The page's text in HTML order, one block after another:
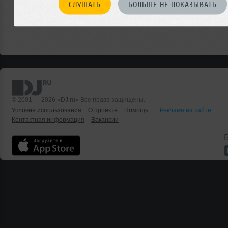
СЛУШАТЬ БОЛЬШЕ НЕ ПОКАЗЫВАТЬ
© 2001 — 2026 «DJ.ru» Все права защищены.
Условия использования
О проекте Помощь
Реклама на сайте
Контактная информация
Вакансии